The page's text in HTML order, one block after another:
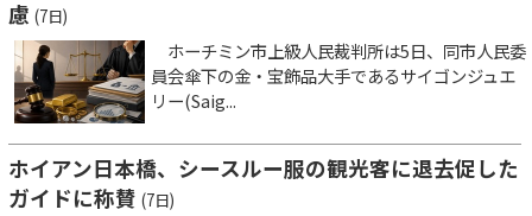
慮 (7日)
ホーチミン市上級人民裁判所は5日、同市人民委
員会傘下の金・宝飾品大手であるサイゴンジュエ
リー(Saig...
ホイアン日本橋、シースルー服の観光客に退去促した
ガイドに称賛 (7日)